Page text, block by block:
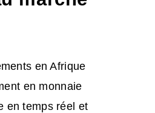
en Afrique
en monnaie
en temps réel et